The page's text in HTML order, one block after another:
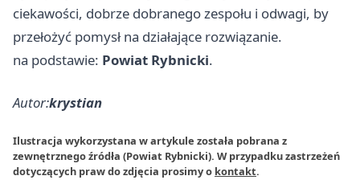
ciekawości, dobrze dobranego zespołu i odwagi, by
przełożyć pomysł na działające rozwiązanie.
na podstawie: Powiat Rybnicki.
Autor:krystian
Ilustracja wykorzystana w artykule została pobrana z
zewnętrznego źródła (Powiat Rybnicki). W przypadku zastrzeżeń
dotyczących praw do zdjęcia prosimy o kontakt.